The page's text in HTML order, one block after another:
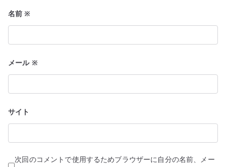
名前※
メール ※
サイト
次回のコメントで使用するためブラウザーに自分の名前、メー